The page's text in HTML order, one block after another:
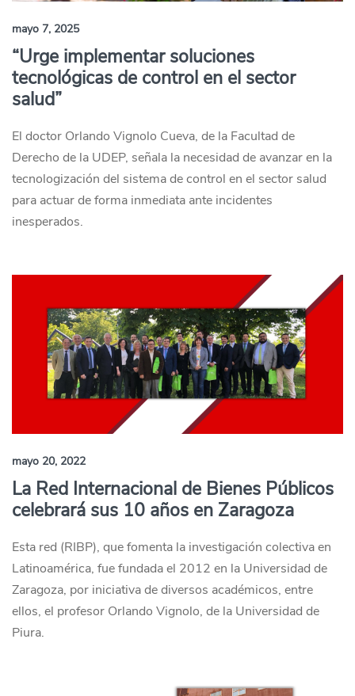
mayo 7, 2025
“Urge implementar soluciones
tecnológicas de control en el sector
salud”
El doctor Orlando Vignolo Cueva, de la Facultad de
Derecho de la UDEP, señala la necesidad de avanzar en la
tecnologización del sistema de control en el sector salud
para actuar de forma inmediata ante incidentes
inesperados.
mayo 20, 2022
La Red Internacional de Bienes Públicos
celebrará sus 10 años en Zaragoza
Esta red (RIBP), que fomenta la investigación colectiva en
Latinoamérica, fue fundada el 2012 en la Universidad de
Zaragoza, por iniciativa de diversos académicos, entre
ellos, el profesor Orlando Vignolo, de la Universidad de
Piura.